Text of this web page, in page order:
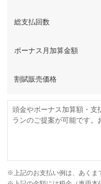
総支払回数
ボーナス月加算金額
割賦販売価格
頭金やボーナス加算額・支
ランのご提案が可能です。
※上記のお支払い例は、あくま